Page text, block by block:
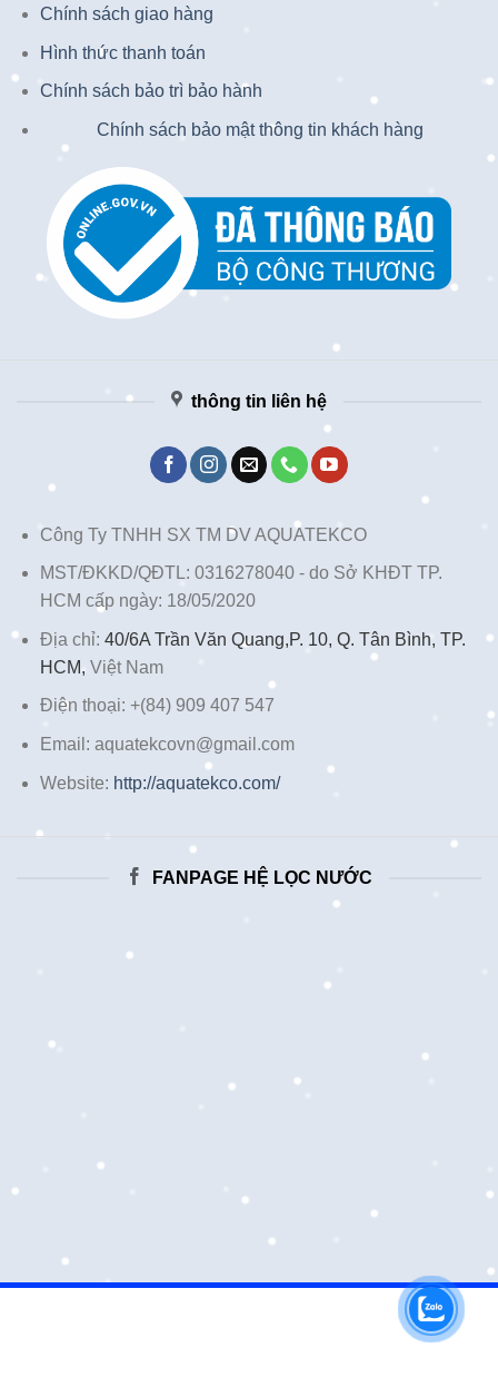
Chính sách giao hàng
Hình thức thanh toán
Chính sách bảo trì bảo hành
Chính sách bảo mật thông tin khách hàng
thông tin liên hệ
Công Ty TNHH SX TM DV AQUATEKCO
MST/ĐKKD/QĐTL: 0316278040 - do Sở KHĐT TP.
HCM cấp ngày: 18/05/2020
Địa chỉ: 40/6A Trần Văn Quang,P. 10, Q. Tân Bình, TP.
HCM, Việt Nam
Điện thoại: +(84) 909 407 547
Email: aquatekcovn@gmail.com
Website: http://aquatekco.com/
FANPAGE HỆ LỌC NƯỚC